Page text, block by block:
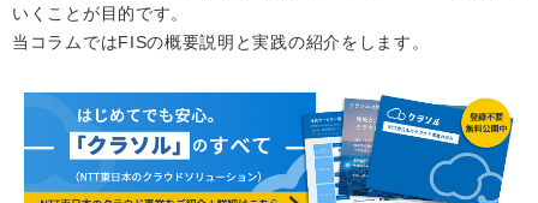
いくことが目的です。
当コラムではFISの概要説明と実践の紹介をします。